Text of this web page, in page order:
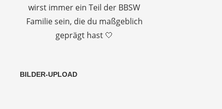
wirst immer ein Teil der BBSW
Familie sein, die du maßgeblich
geprägt hast 🤍
BILDER-UPLOAD